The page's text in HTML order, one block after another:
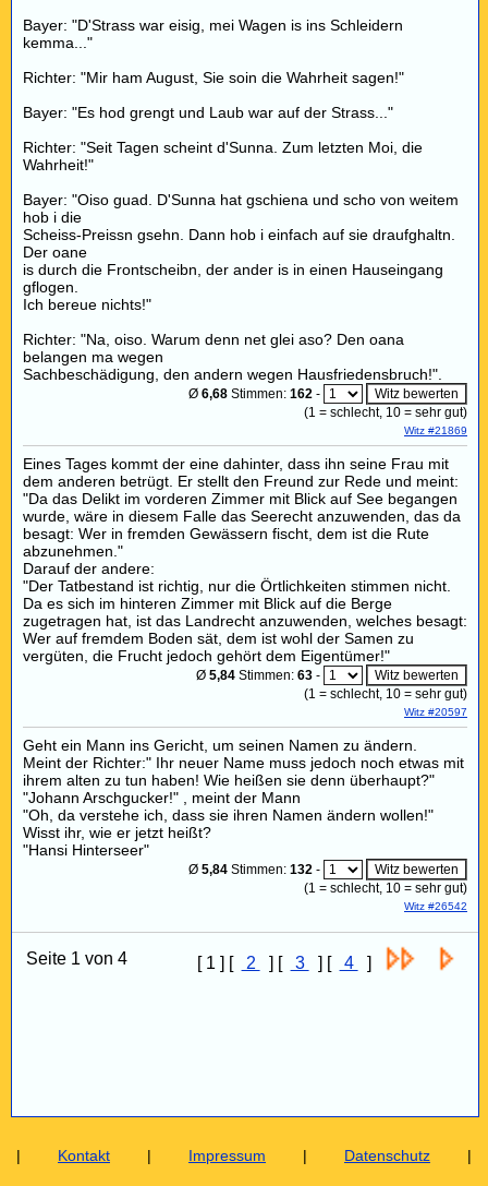
Bayer: "D'Strass war eisig, mei Wagen is ins Schleidern
kemma..."
Richter: "Mir ham August, Sie soin die Wahrheit sagen!"
Bayer: "Es hod grengt und Laub war auf der Strass..."
Richter: "Seit Tagen scheint d'Sunna. Zum letzten Moi, die
Wahrheit!"
Bayer: "Oiso guad. D'Sunna hat gschiena und scho von weitem
hob i die
Scheiss-Preissn gsehn. Dann hob i einfach auf sie draufghaltn.
Der oane
is durch die Frontscheibn, der ander is in einen Hauseingang
gflogen.
Ich bereue nichts!"
Richter: "Na, oiso. Warum denn net glei aso? Den oana
belangen ma wegen
Sachbeschädigung, den andern wegen Hausfriedensbruch!".
Ø 6,68 Stimmen: 162 -
(1 = schlecht, 10 = sehr gut)
Witz #21869
Eines Tages kommt der eine dahinter, dass ihn seine Frau mit
dem anderen betrügt. Er stellt den Freund zur Rede und meint:
"Da das Delikt im vorderen Zimmer mit Blick auf See begangen
wurde, wäre in diesem Falle das Seerecht anzuwenden, das da
besagt: Wer in fremden Gewässern fischt, dem ist die Rute
abzunehmen."
Darauf der andere:
"Der Tatbestand ist richtig, nur die Örtlichkeiten stimmen nicht.
Da es sich im hinteren Zimmer mit Blick auf die Berge
zugetragen hat, ist das Landrecht anzuwenden, welches besagt:
Wer auf fremdem Boden sät, dem ist wohl der Samen zu
vergüten, die Frucht jedoch gehört dem Eigentümer!"
Ø 5,84 Stimmen: 63 -
(1 = schlecht, 10 = sehr gut)
Witz #20597
Geht ein Mann ins Gericht, um seinen Namen zu ändern.
Meint der Richter:" Ihr neuer Name muss jedoch noch etwas mit
ihrem alten zu tun haben! Wie heißen sie denn überhaupt?"
"Johann Arschgucker!" , meint der Mann
"Oh, da verstehe ich, dass sie ihren Namen ändern wollen!"
Wisst ihr, wie er jetzt heißt?
"Hansi Hinterseer"
Ø 5,84 Stimmen: 132 -
(1 = schlecht, 10 = sehr gut)
Witz #26542
Seite 1 von 4 [ 1 ] [ 2 ] [ 3 ] [ 4 ]
| Kontakt | Impressum | Datenschutz |